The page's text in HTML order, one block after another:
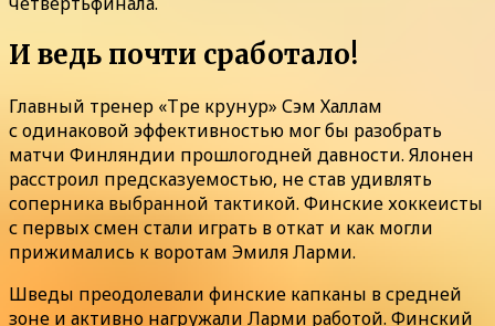
И ведь почти сработало!
Главный тренер «Тре крунур» Сэм Халлам
с одинаковой эффективностью мог бы разобрать
матчи Финляндии прошлогодней давности. Ялонен
расстроил предсказуемостью, не став удивлять
соперника выбранной тактикой. Финские хоккеисты
с первых смен стали играть в откат и как могли
прижимались к воротам Эмиля Ларми.
Шведы преодолевали финские капканы в средней
зоне и активно нагружали Ларми работой. Финский